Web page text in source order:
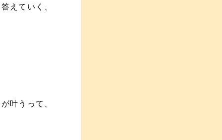
えていく、
叶うって、